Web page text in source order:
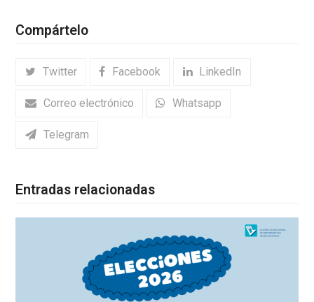
Compártelo
Twitter Facebook LinkedIn
Correo electrónico Whatsapp
Telegram
Entradas relacionadas